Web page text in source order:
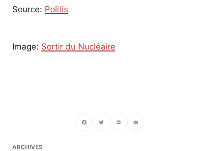
Source: Politis
Image: Sortir du Nucléaire
ARCHIVES